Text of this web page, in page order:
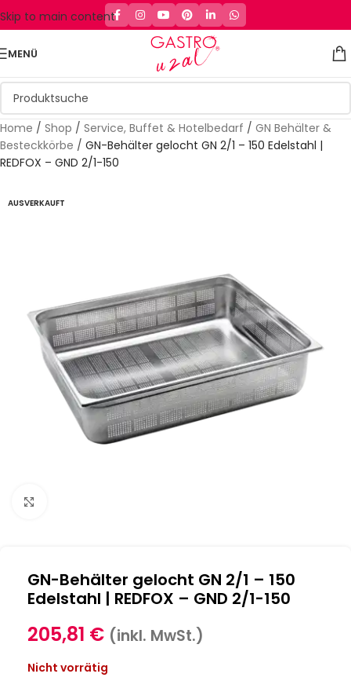
Skip to main content
MENÜ
Home / Shop / Service, Buffet & Hotelbedarf / GN Behälter &
Besteckkörbe / GN-Behälter gelocht GN 2/1 – 150 Edelstahl |
REDFOX – GND 2/1-150
AUSVERKAUFT
GN-Behälter gelocht GN 2/1 – 150
Edelstahl | REDFOX – GND 2/1-150
205,81 € (inkl. MwSt.)
Nicht vorrätig